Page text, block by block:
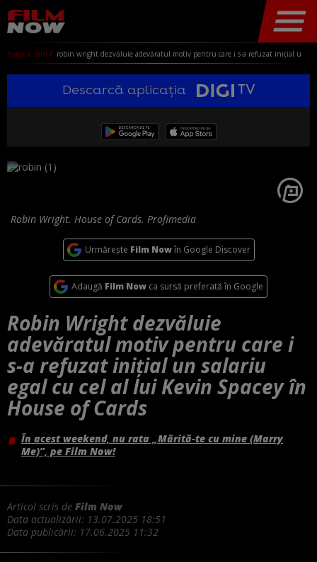
home stiri robin wright dezvăluie adevăratul motiv pentru care i s-a refuzat inițial un salariu egal cu cel al lui kevin spacey în house of cards
Descarcă aplicația
Robin Wright. House of Cards. Profimedia
Urmărește Film Nowîn Google Discover
Adaugă Film Now ca sursă preferată în Google
Robin Wright dezvăluie
adevăratul motiv pentru care i
s-a refuzat inițial un salariu
egal cu cel al lui Kevin Spacey în
House of Cards
În acest weekend, nu rata „Mărită-te cu mine (Marry
Me)”, pe Film Now!
Articol scris de Film Now
Data actualizării: 13.07.2025 18:51
Data publicării: 17.06.2025 11:32